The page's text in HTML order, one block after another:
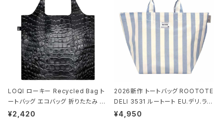
LOQI ローキー Recycled Bag ト
ートバッグ エコバッグ 折りたたみ 大
きめ 撥水加工 収納ポーチ CROCO
¥2,420
2026新作 トートバッグ ROOTOTE
DELI 3531 ルートート EU.デリ.ラミ
ネート-W サックス・ホワイト
¥4,950